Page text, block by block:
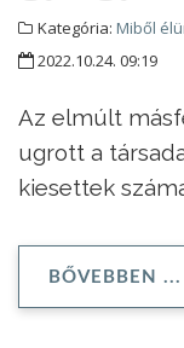
Kategória: Miből
2022.10.24. 09:19
Az elmúlt
ugrott a
kiesettek
BŐVEBBEN ...